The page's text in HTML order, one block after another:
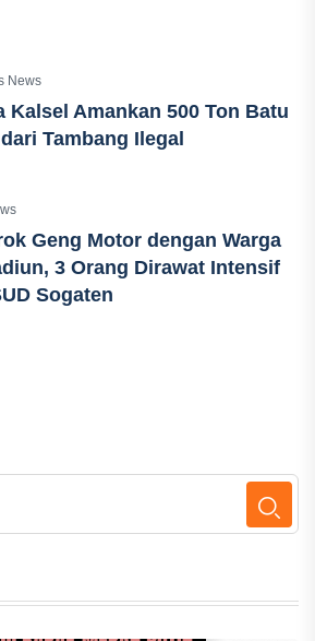
News
Kalsel Amankan 500 Ton Batu
Tambang Ilegal
Geng Motor dengan Warga
3 Orang Dirawat Intensif
Sogaten